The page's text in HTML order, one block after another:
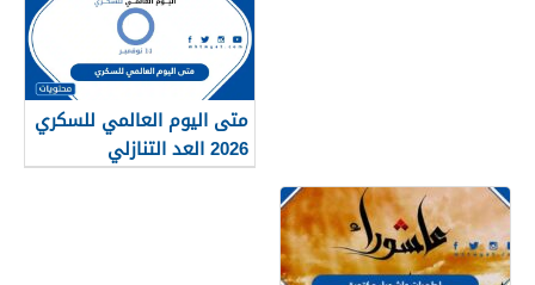
متى اليوم العالمي للسكري
2026 العد التنازلي